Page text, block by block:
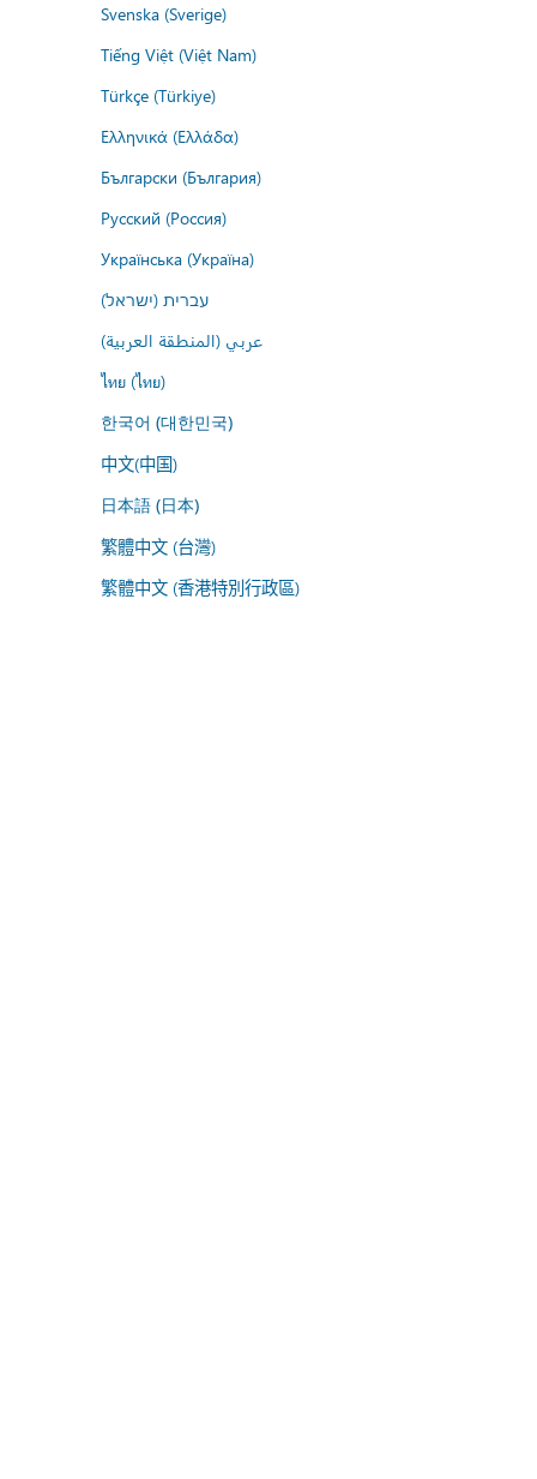
Svenska (Sverige)
Tiếng Việt (Việt Nam)
Türkçe (Türkiye)
Ελληνικά (Ελλάδα)
Български (България)
Русский (Россия)
Українська (Україна)
עברית (ישראל)
عربي (المنطقة العربية)
ไทย (ไทย)
한국어 (대한민국)
中文(中国)
日本語 (日本)
繁體中文 (台灣)
繁體中文 (香港特別行政區)